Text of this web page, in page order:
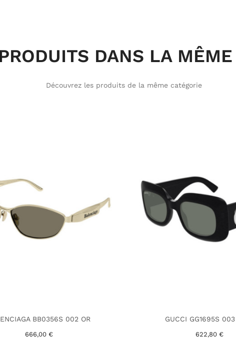
DANS LA
Découvrez les produits de la même catégorie
BB0356S 002 OR
666,00 €
GUCCI GG1695S 003
622,80 €